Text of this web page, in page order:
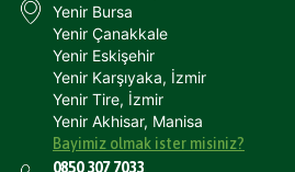
Yenir Bursa
Yenir Çanakkale
Yenir Eskişehir
Yenir Karşıyaka, İzmir
Yenir Tire, İzmir
Yenir Akhisar, Manisa
Bayimiz olmak ister misiniz?
0850 307 7033